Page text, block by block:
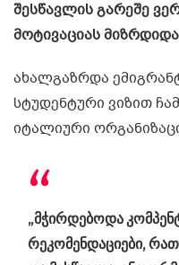
შესწავლის გარეშე
მოტივაციას
ახალგაზრდა
სტუდენტური ვიზით
იტალიური
„მჭირდებოდა
რეკომენდაციები,